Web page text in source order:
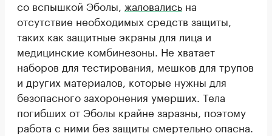
со вспышкой Эболы, жаловались на
отсутствие необходимых средств защиты,
таких как защитные экраны для лица и
медицинские комбинезоны. Не хватает
наборов для тестирования, мешков для трупов
и других материалов, которые нужны для
безопасного захоронения умерших. Тела
погибших от Эболы крайне заразны, поэтому
работа с ними без защиты смертельно опасна.